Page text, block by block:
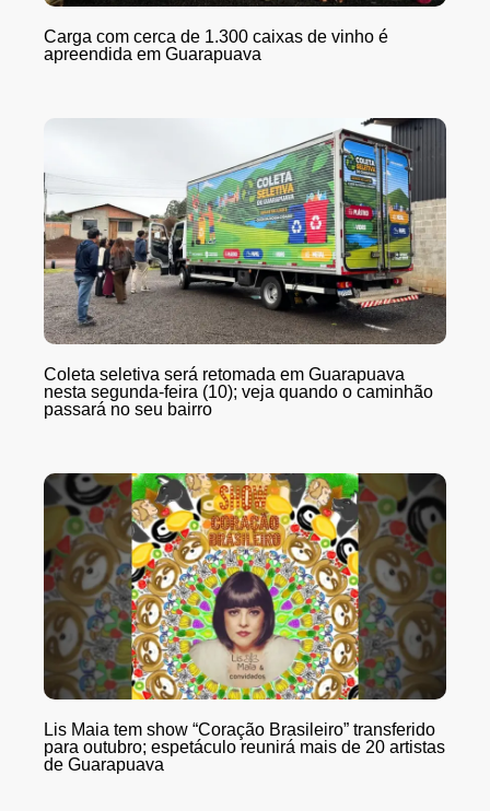
Carga com cerca de 1.300 caixas de vinho é
apreendida em Guarapuava
Coleta seletiva será retomada em Guarapuava
nesta segunda-feira (10); veja quando o caminhão
passará no seu bairro
Lis Maia tem show “Coração Brasileiro” transferido
para outubro; espetáculo reunirá mais de 20 artistas
de Guarapuava